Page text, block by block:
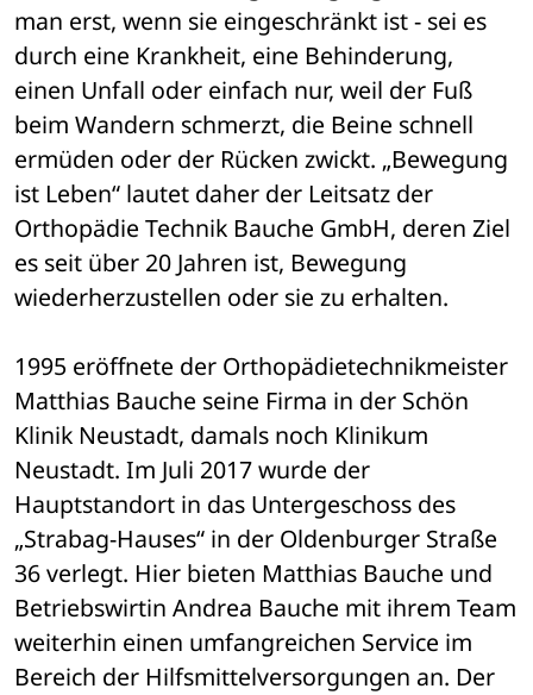
man erst, wenn sie eingeschränkt ist - sei es
durch eine Krankheit, eine Behinderung,
einen Unfall oder einfach nur, weil der Fuß
beim Wandern schmerzt, die Beine schnell
ermüden oder der Rücken zwickt. „Bewegung
ist Leben“ lautet daher der Leitsatz der
Orthopädie Technik Bauche GmbH, deren Ziel
es seit über 20 Jahren ist, Bewegung
wiederherzustellen oder sie zu erhalten.
1995 eröffnete der Orthopädietechnikmeister
Matthias Bauche seine Firma in der Schön
Klinik Neustadt, damals noch Klinikum
Neustadt. Im Juli 2017 wurde der
Hauptstandort in das Untergeschoss des
„Strabag-Hauses“ in der Oldenburger Straße
36 verlegt. Hier bieten Matthias Bauche und
Betriebswirtin Andrea Bauche mit ihrem Team
weiterhin einen umfangreichen Service im
Bereich der Hilfsmittelversorgungen an. Der